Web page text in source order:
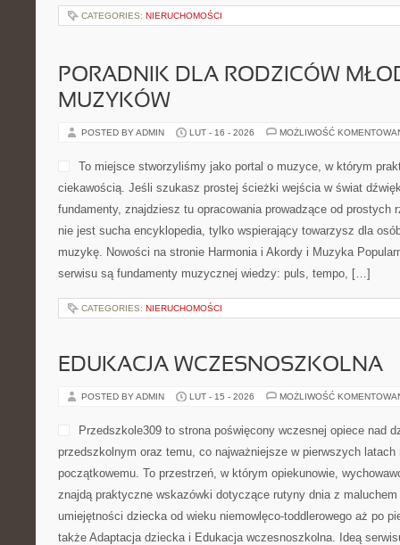
CATEGORIES: NIERUCHOMOŚCI
PORADNIK DLA RODZICÓW
MUZYKÓW
POSTED BY ADMIN LUT - 16 - 2026 MOŻLIWOŚĆ
To miejsce stworzyliśmy jako portal o muzyce, w którym
ciekawością. Jeśli szukasz prostej ścieżki wejścia w świat
fundamenty, znajdziesz tu opracowania prowadzące od prostych
nie jest sucha encyklopedia, tylko wspierający towarzysz dla
muzykę. Nowości na stronie Harmonia i Akordy i Muzyka
serwisu są fundamenty muzycznej wiedzy: puls, tempo, […]
CATEGORIES: NIERUCHOMOŚCI
EDUKACJA WCZESNOSZKOLNA
POSTED BY ADMIN LUT - 15 - 2026 MOŻLIWOŚĆ
Przedszkole309 to strona poświęcony wczesnej opiece nad
przedszkolnym oraz temu, co najważniejsze w pierwszych latach
początkowemu. To przestrzeń, w którym opiekunowie,
znajdą praktyczne wskazówki dotyczące rutyny dnia z maluchem
umiejętności dziecka od wieku niemowlęco-toddlerowego aż po
także Adaptacja dziecka i Edukacja wczesnoszkolna. Ideą